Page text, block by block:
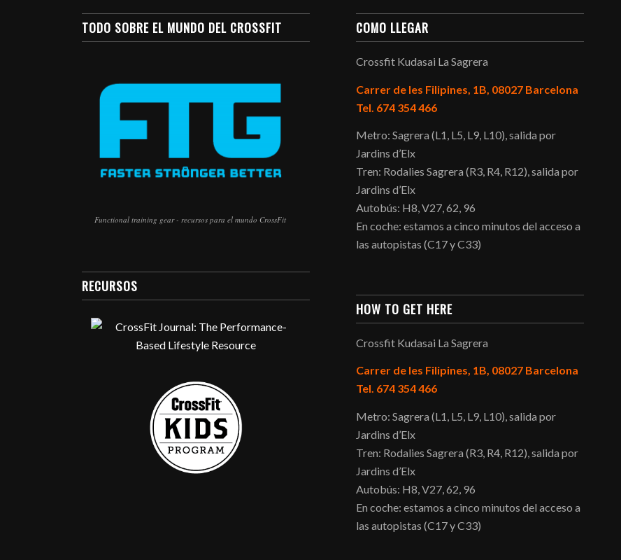
TODO SOBRE EL MUNDO DEL CROSSFIT
Functional training gear - recursos para el mundo CrossFit
RECURSOS
COMO LLEGAR
Crossfit Kudasai La Sagrera
Carrer de les Filipines, 1B, 08027 Barcelona
Tel. 674 354 466
Metro: Sagrera (L1, L5, L9, L10), salida por
Jardins d’Elx
Tren: Rodalies Sagrera (R3, R4, R12), salida por
Jardins d’Elx
Autobús: H8, V27, 62, 96
En coche: estamos a cinco minutos del acceso a
las autopistas (C17 y C33)
HOW TO GET HERE
Crossfit Kudasai La Sagrera
Carrer de les Filipines, 1B, 08027 Barcelona
Tel. 674 354 466
Metro: Sagrera (L1, L5, L9, L10), salida por
Jardins d’Elx
Tren: Rodalies Sagrera (R3, R4, R12), salida por
Jardins d’Elx
Autobús: H8, V27, 62, 96
En coche: estamos a cinco minutos del acceso a
las autopistas (C17 y C33)